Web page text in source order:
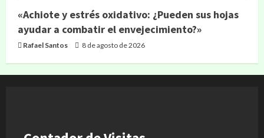
«Achiote y estrés oxidativo: ¿Pueden sus hojas
ayudar a combatir el envejecimiento?»
Rafael Santos 8 de agosto de 2026